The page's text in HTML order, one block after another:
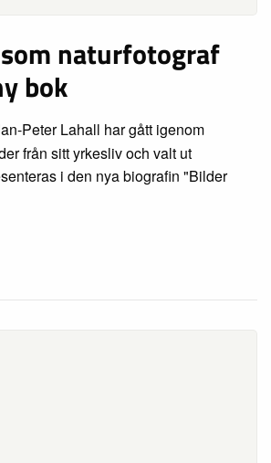
naturfotograf
bok
Peter Lahall har gått igenom
från sitt yrkesliv och valt ut
i den nya biografin "Bilder